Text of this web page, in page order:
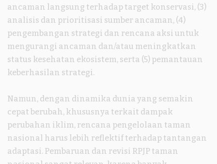
ancaman langsung terhadap target konservasi, (3)
analisis dan prioritisasi sumber ancaman, (4)
pengembangan strategi dan rencana aksi untuk
mengurangi ancaman dan/atau meningkatkan
status kesehatan ekosistem, serta (5) pemantauan
keberhasilan strategi.
Namun, dengan dinamika dunia yang semakin
cepat berubah, khususnya terkait dampak
perubahan iklim, rencana pengelolaan taman
nasional harus lebih reflektif terhadap tantangan
adaptasi. Pembaruan dan revisi RPJP taman